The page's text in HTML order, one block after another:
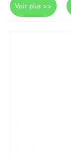
Voir plus >>